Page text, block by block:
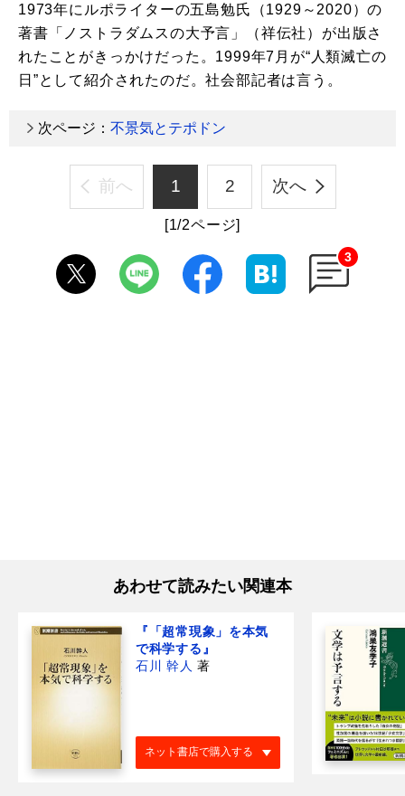
1973年にルポライターの五島勉氏（1929～2020）の
著書「ノストラダムスの大予言」（祥伝社）が出版さ
れたことがきっかけだった。1999年7月が“人類滅亡の
日”として紹介されたのだ。社会部記者は言う。
次ページ： 不景気とテポドン
前へ 1 2 次へ
[1/2ページ]
3
あわせて読みたい関連本
『「超常現象」を本気
で科学する』
石川 幹人 著
ネット書店で購入する